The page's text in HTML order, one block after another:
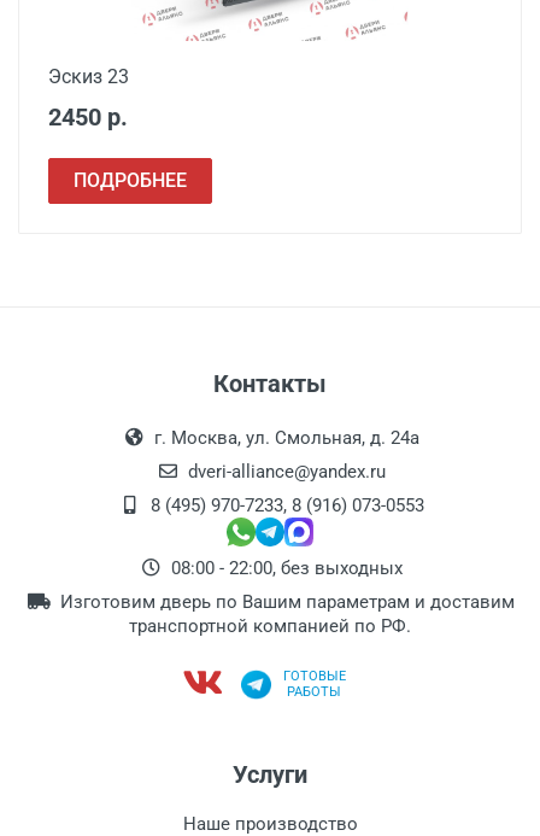
Эскиз 23
2450 р.
ПОДРОБНЕЕ
Контакты
г. Москва, ул. Смольная, д. 24а
dveri-alliance@yandex.ru
8 (495) 970-7233, 8 (916) 073-0553
08:00 - 22:00, без выходных
Изготовим дверь по Вашим параметрам и доставим
транспортной компанией по РФ.
ГОТОВЫЕ
РАБОТЫ
Услуги
Наше производство